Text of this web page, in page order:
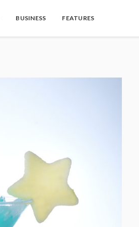
BUSINESS FEATURES